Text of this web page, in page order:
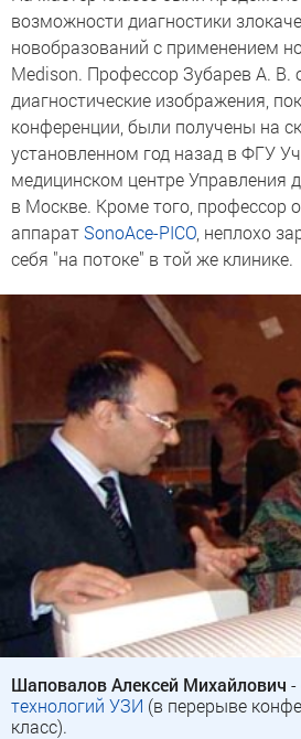
возможности диагностики
новобразований с применением
Medison. Профессор Зубарев А. В.
диагностические изображения,
конференции, были получены на
установленном год назад в ФГУ
медицинском центре Управления
в Москве. Кроме того, профессор
аппаратSonoAce-PICO , неплохо
себя "на потоке" в той же клинике.
Шаповалов Алексей Михайлович -
технологий УЗИ (в перерыве
класс).